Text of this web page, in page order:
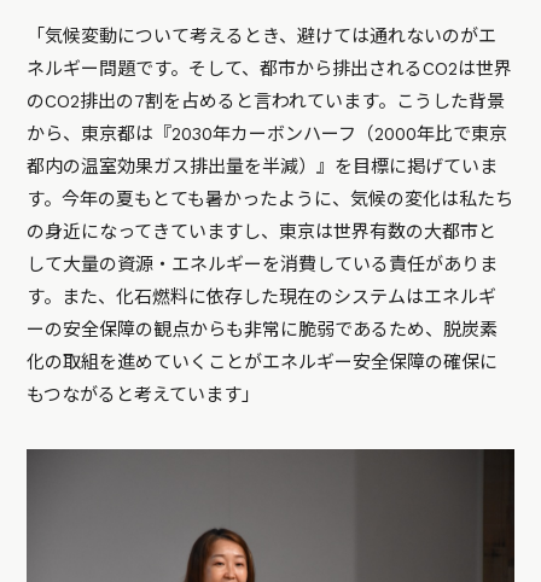
「気候変動について考えるとき、避けては通れないのがエ
ネルギー問題です。そして、都市から排出されるCO2は世界
のCO2排出の7割を占めると言われています。こうした背景
から、東京都は『2030年カーボンハーフ（2000年比で東京
都内の温室効果ガス排出量を半減）』を目標に掲げていま
す。今年の夏もとても暑かったように、気候の変化は私たち
の身近になってきていますし、東京は世界有数の大都市と
して大量の資源・エネルギーを消費している責任がありま
す。また、化石燃料に依存した現在のシステムはエネルギ
ーの安全保障の観点からも非常に脆弱であるため、脱炭素
化の取組を進めていくことがエネルギー安全保障の確保に
もつながると考えています」